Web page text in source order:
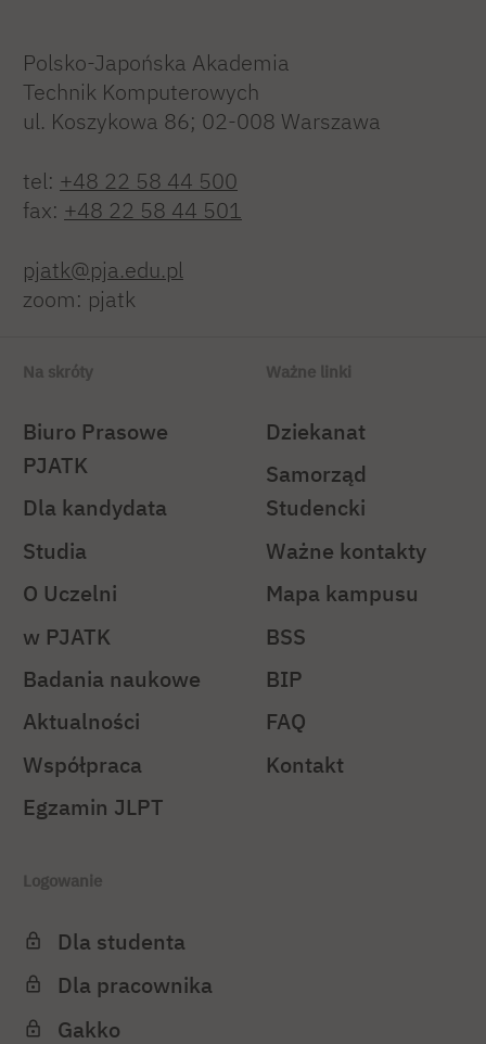
Polsko-Japońska Akademia
Technik Komputerowych
ul. Koszykowa 86; 02-008 Warszawa
tel: +48 22 58 44 500
fax: +48 22 58 44 501
pjatk@pja.edu.pl
zoom: pjatk
Na skróty
Biuro Prasowe
PJATK
Dla kandydata
Studia
O Uczelni
w PJATK
Badania naukowe
Aktualności
Współpraca
Egzamin JLPT
Ważne linki
Dziekanat
Samorząd
Studencki
Ważne kontakty
Mapa kampusu
BSS
BIP
FAQ
Kontakt
Logowanie
Dla studenta
Dla pracownika
Gakko